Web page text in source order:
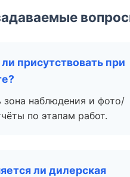
присутствовать при
зона наблюдения и фото/
по этапам работ.
ли дилерская